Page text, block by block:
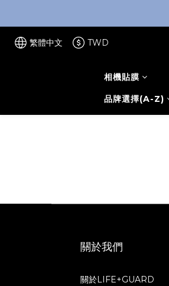
繁體中文 TWD
相機貼膜
品牌選擇(A-Z)
關於我們
關於LIFE+GUARD